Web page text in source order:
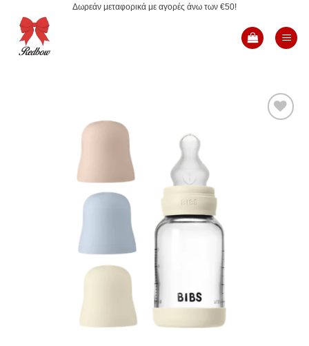
περιεχόμενο
Δωρεάν μεταφορικά με αγορές άνω των €50!